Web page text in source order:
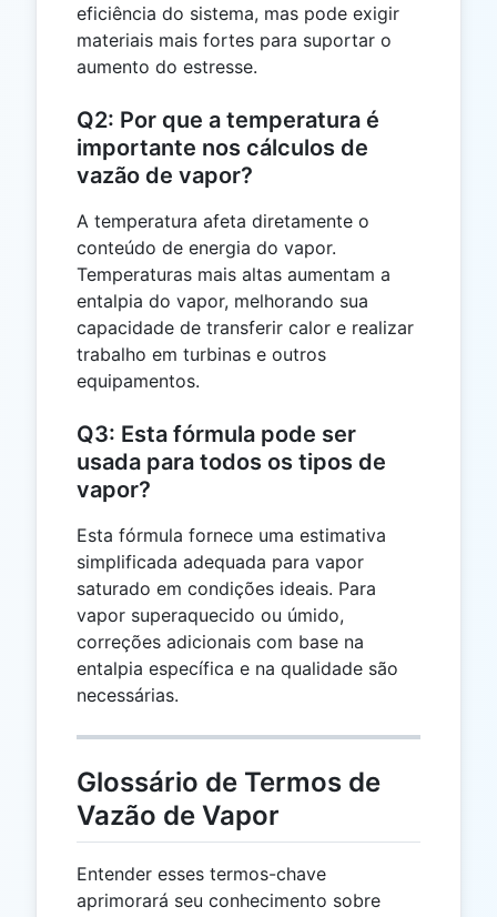
eficiência do sistema, mas pode exigir
materiais mais fortes para suportar o
aumento do estresse.
Q2: Por que a temperatura é
importante nos cálculos de
vazão de vapor?
A temperatura afeta diretamente o
conteúdo de energia do vapor.
Temperaturas mais altas aumentam a
entalpia do vapor, melhorando sua
capacidade de transferir calor e realizar
trabalho em turbinas e outros
equipamentos.
Q3: Esta fórmula pode ser
usada para todos os tipos de
vapor?
Esta fórmula fornece uma estimativa
simplificada adequada para vapor
saturado em condições ideais. Para
vapor superaquecido ou úmido,
correções adicionais com base na
entalpia específica e na qualidade são
necessárias.
Glossário de Termos de
Vazão de Vapor
Entender esses termos-chave
aprimorará seu conhecimento sobre